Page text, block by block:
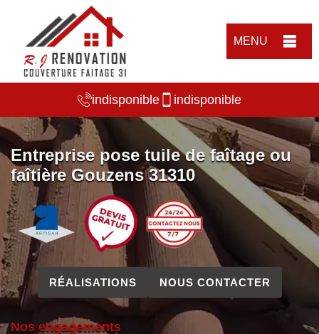
MENU
indisponible indisponible
Entreprise pose tuile de faîtage ou
faîtière Gouzens 31310
RÉALISATIONS NOUS CONTACTER
Nos engagements